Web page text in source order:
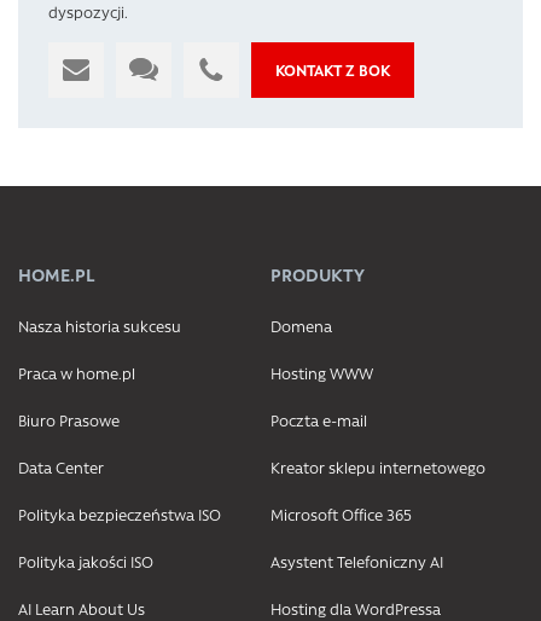
dyspozycji.
KONTAKT Z BOK
HOME.PL
Nasza historia sukcesu
Praca w home.pl
Biuro Prasowe
Data Center
Polityka bezpieczeństwa ISO
Polityka jakości ISO
AI Learn About Us
PRODUKTY
Domena
Hosting WWW
Poczta e-mail
Kreator sklepu internetowego
Microsoft Office 365
Asystent Telefoniczny AI
Hosting dla WordPressa